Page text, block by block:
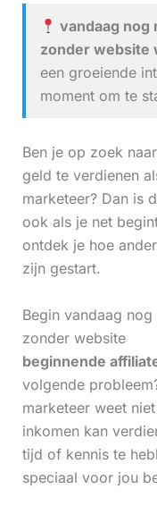
vandaag nog
zonder website
een groeiende
moment om te
Ben je op zoek
geld te verdienen
marketeer? Dan is
ook als je net
ontdek je hoe
zijn gestart.
Begin vandaag
zonder website
beginnende
volgende
marketeer weet
inkomen kan
tijd of kennis te
speciaal voor jou